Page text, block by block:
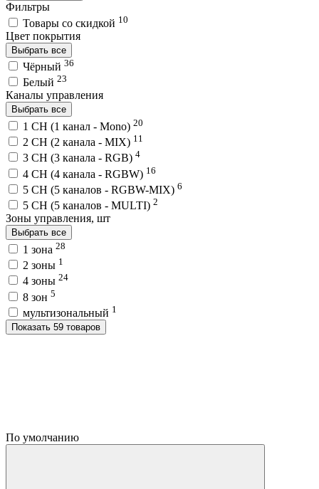
Фильтры
Товары со скидкой 10
Цвет покрытия
Выбрать все
Чёрный 36
Белый 23
Каналы управления
Выбрать все
1 CH (1 канал - Mono) 20
2 CH (2 канала - MIX) 11
3 CH (3 канала - RGB) 4
4 CH (4 канала - RGBW) 16
5 CH (5 каналов - RGBW-MIX) 6
5 CH (5 каналов - MULTI) 2
Зоны управления, шт
Выбрать все
1 зона 28
2 зоны 1
4 зоны 24
8 зон 5
мультизональный 1
Показать 59 товаров
По умолчанию